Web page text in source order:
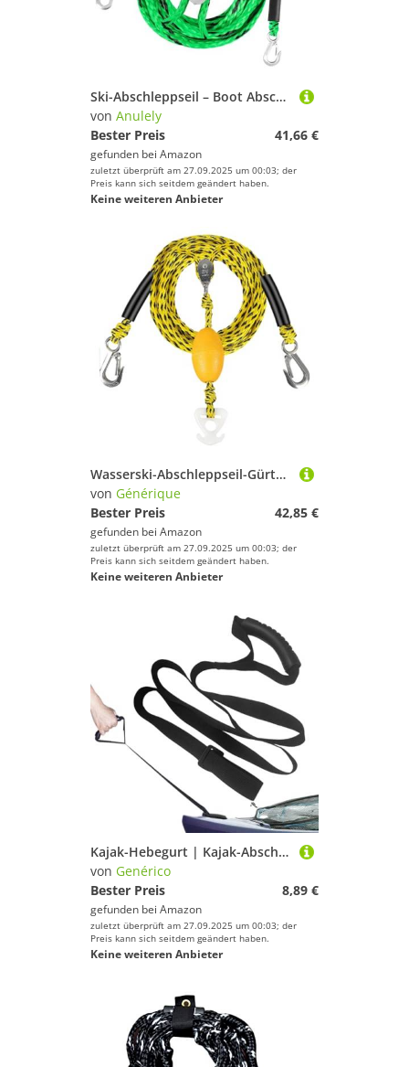
Ski-Abschleppseil – Boot Abschleppseil Kontrolle Skigurt – 4 Fahrer Wassersport Abschleppverbinder Zugschlauch für Anfänger Enthusiasten Erwachsene
von Anulely
Bester Preis
41,66 €
gefunden bei Amazon
zuletzt überprüft am 27.09.2025 um 00:03; der
Preis kann sich seitdem geändert haben.
Keine weiteren Anbieter
Wasserski-Abschleppseil-Gürtel | Skiboot-Abschleppseil-Verbindergurt | 4 Wassersport-Schlauchverbinder für Amateu
von Générique
Bester Preis
42,85 €
gefunden bei Amazon
zuletzt überprüft am 27.09.2025 um 00:03; der
Preis kann sich seitdem geändert haben.
Keine weiteren Anbieter
Kajak-Hebegurt | Kajak-Abschleppseil mit Griff | Zubehör für Wassersport und Boote im Freien für Männer, Frauen,
von Genérico
Bester Preis
8,89 €
gefunden bei Amazon
zuletzt überprüft am 27.09.2025 um 00:03; der
Preis kann sich seitdem geändert haben.
Keine weiteren Anbieter